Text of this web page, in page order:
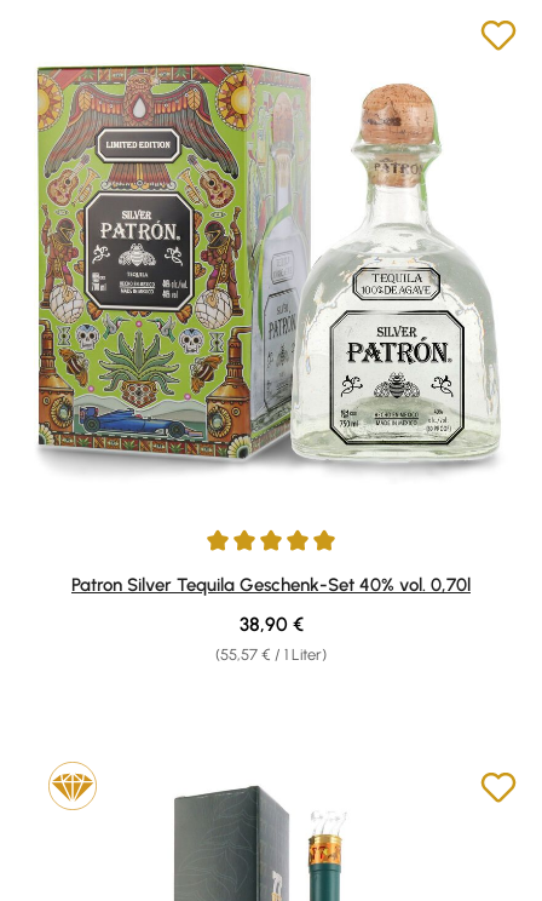
Durchschnittliche Bewertung von 5 von 5 Sternen
Patron Silver Tequila Geschenk-Set 40% vol. 0,70l
(55,57 € / 1 Liter)
Regulärer Preis:
38,90 €